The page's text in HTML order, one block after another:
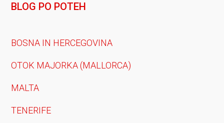
BLOG PO POTEH
BOSNA IN HERCEGOVINA
OTOK MAJORKA (MALLORCA)
MALTA
TENERIFE